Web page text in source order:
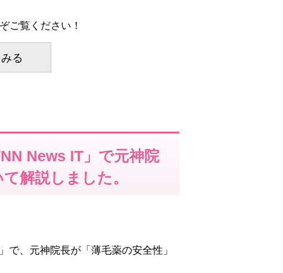
ご覧ください！
る
News IT」で元神院
解説しました。
で、元神院長が「薄毛薬の安全性」